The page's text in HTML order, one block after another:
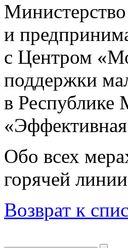
и
с Центром
поддержки
в Республике
Обо всех
горячей
Возврат к